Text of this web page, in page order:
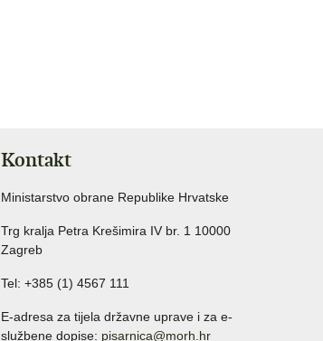
Kontakt
Ministarstvo obrane Republike Hrvatske
Trg kralja Petra Krešimira IV br. 1 10000
Zagreb
Tel: +385 (1) 4567 111
E-adresa za tijela državne uprave i za e-
službene dopise: pisarnica@morh.hr